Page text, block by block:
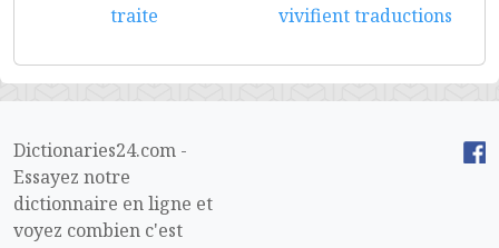
traite
vivifient traductions
Dictionaries24.com -
Essayez notre
dictionnaire en ligne et
voyez combien c'est